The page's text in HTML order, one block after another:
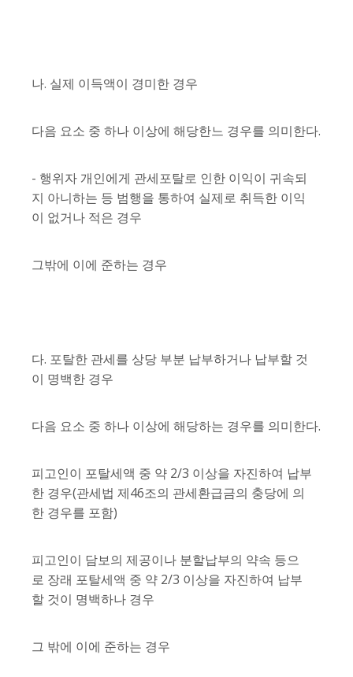
나. 실제 이득액이 경미한 경우
다음 요소 중 하나 이상에 해당한느 경우를 의미한다.
- 행위자 개인에게 관세포탈로 인한 이익이 귀속되
지 아니하는 등 범행을 통하여 실제로 취득한 이익
이 없거나 적은 경우
그밖에 이에 준하는 경우
다. 포탈한 관세를 상당 부분 납부하거나 납부할 것
이 명백한 경우
다음 요소 중 하나 이상에 해당하는 경우를 의미한다.
피고인이 포탈세액 중 약 2/3 이상을 자진하여 납부
한 경우(관세법 제46조의 관세환급금의 충당에 의
한 경우를 포함)
피고인이 담보의 제공이나 분할납부의 약속 등으
로 장래 포탈세액 중 약 2/3 이상을 자진하여 납부
할 것이 명백하나 경우
그 밖에 이에 준하는 경우